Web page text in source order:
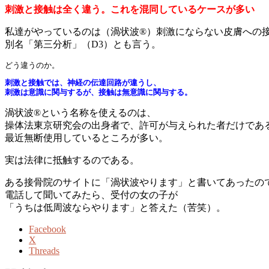
刺激と接触は全く違う。これを混同しているケースが多い
私達がやっているのは（渦状波®）刺激にならない皮膚への接
別名「第三分析」（D3）とも言う。
どう違うのか。
刺激と接触では、神経の伝達回路が違うし、
刺激は意識に関与するが、接触は無意識に関与する。
渦状波®という名称を使えるのは、
操体法東京研究会の出身者で、許可が与えられた者だけであ
最近無断使用しているところが多い。
実は法律に抵触するのである。
ある接骨院のサイトに「渦状波やります」と書いてあったの
電話して聞いてみたら、受付の女の子が
「うちは低周波ならやります」と答えた（苦笑）。
Facebook
X
Threads